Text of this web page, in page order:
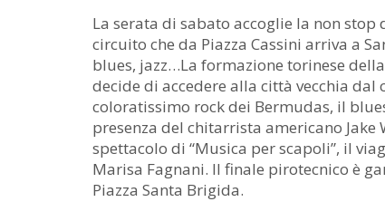
La serata di sabato accoglie la non
circuito che da Piazza Cassini arriva a
blues, jazz…La formazione torinese
decide di accedere alla città vecchia dal
coloratissimo rock dei Bermudas, il
presenza del chitarrista americano
spettacolo di “Musica per scapoli”, il
Marisa Fagnani. Il finale pirotecnico è
Piazza Santa Brigida.